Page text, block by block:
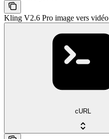
Kling V2.6 Pro image vers vidéo
cURL